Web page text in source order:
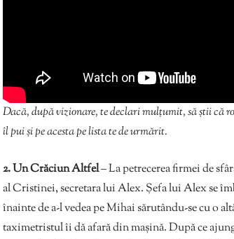
Dacă, după vizionare, te declari mulțumit, să știi că
îl pui și pe acesta pe lista te de urmărit.
2. Un Crăciun Altfel– La petrecerea firmei de
al Cristinei, secretara lui Alex. Şefa lui Alex se
înainte de a-l vedea pe Mihai sărutându-se cu o
taximetristul îi dă afară din maşină. După ce